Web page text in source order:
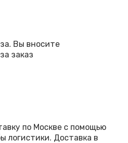
Вы вносите
заказ
по Москве с помощью
логистики. Доставка в